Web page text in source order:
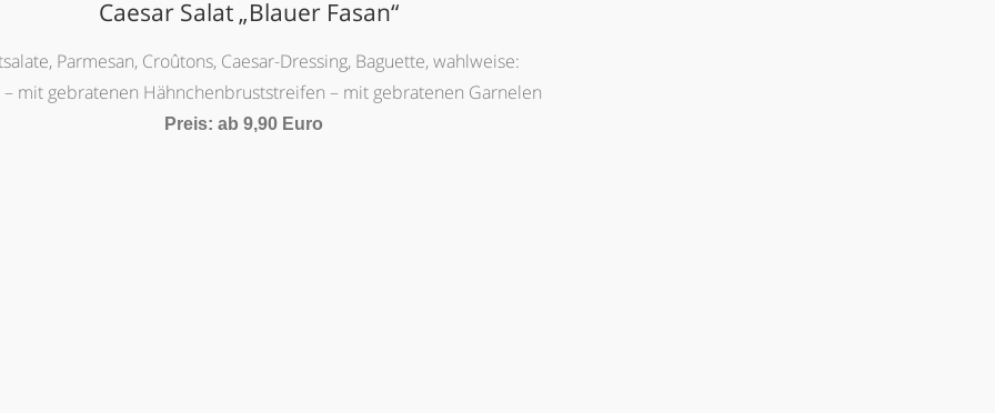
Caesar Salat „Blauer Fasan“
Parmesan, Croûtons, Caesar-Dressing, Baguette, wahlweise:
mit gebratenen Hähnchenbruststreifen – mit gebratenen Garnelen
Preis: ab 9,90 Euro